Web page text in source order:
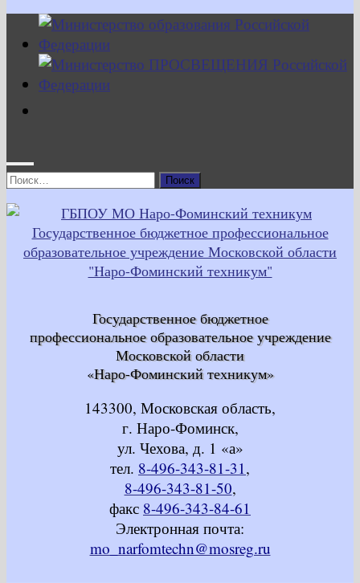
Найти:
Государственное бюджетное
профессиональное образовательное учреждение
Московской области
«Наро-Фоминский техникум»
143300, Московская область,
г. Наро-Фоминск,
ул. Чехова, д. 1 «а»
тел. 8-496-343-81-31,
8-496-343-81-50,
факс 8-496-343-84-61
Электронная почта:
mo_narfomtechn@mosreg.ru